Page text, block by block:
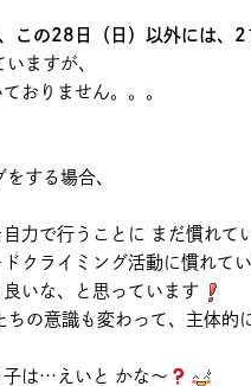
この28日（日）以外には、
ますが、
おりません。。。
する場合、
力で行うことに まだ慣れて
クライミング活動に慣れてい
いな、と思っています
の意識も変わって、主体的
は…えいと かな～